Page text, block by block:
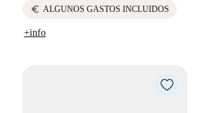
euro ALGUNOS GASTOS INCLUIDOS
+info